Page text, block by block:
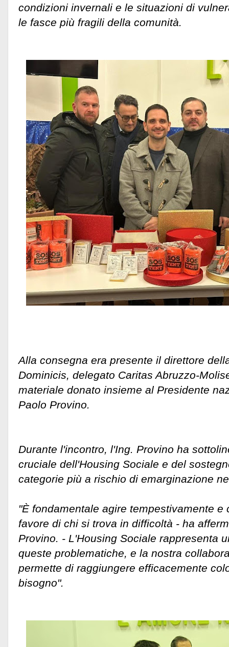
condizioni invernali e le situazioni di
le fasce più fragili della comunità.
Alla consegna era presente il direttore
Dominicis, delegato Caritas Abruzzo-
materiale donato insieme al Presidente
Paolo Provino.
Durante l'incontro, l'Ing. Provino ha
cruciale dell'Housing Sociale e del
categorie più a rischio di emarginazione
"È fondamentale agire tempestivamente e
favore di chi si trova in difficoltà - ha
Provino. - L'Housing Sociale rappresenta
queste problematiche, e la nostra
permette di raggiungere efficacemente
bisogno".